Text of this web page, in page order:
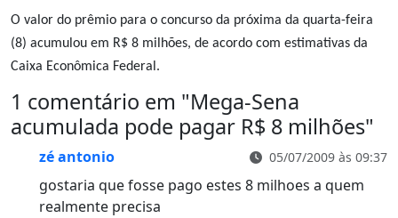
O valor do prêmio para o concurso da próxima da quarta-feira
(8) acumulou em R$ 8 milhões, de acordo com estimativas da
Caixa Econômica Federal.
1 comentário em "Mega-Sena
acumulada pode pagar R$ 8 milhões"
zé antonio 05/07/2009 às 09:37
gostaria que fosse pago estes 8 milhoes a quem
realmente precisa